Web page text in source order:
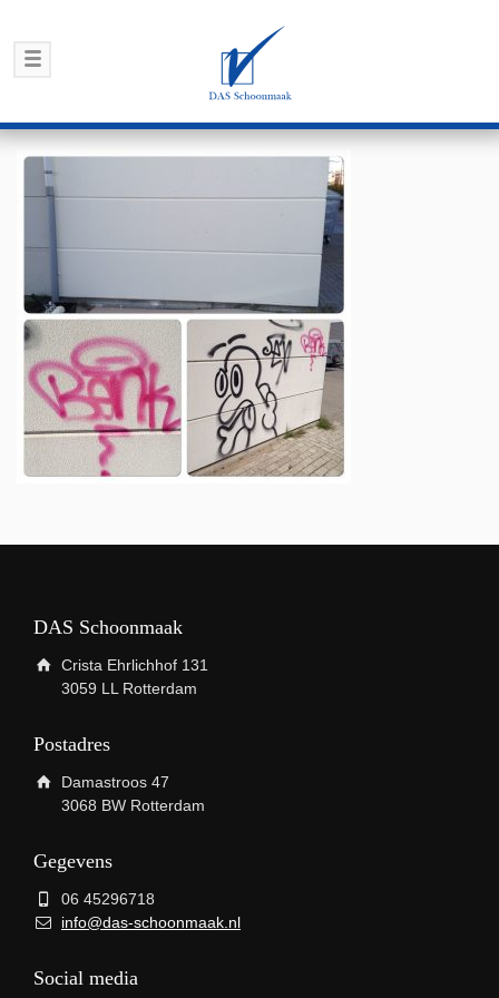
DAS Schoonmaak
Crista Ehrlichhof 131
3059 LL Rotterdam
Postadres
Damastroos 47
3068 BW Rotterdam
Gegevens
06 45296718
info@das-schoonmaak.nl
Social media